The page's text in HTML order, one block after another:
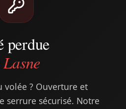
perdue
volée ? Ouverture et
serrure sécurisé. Notre